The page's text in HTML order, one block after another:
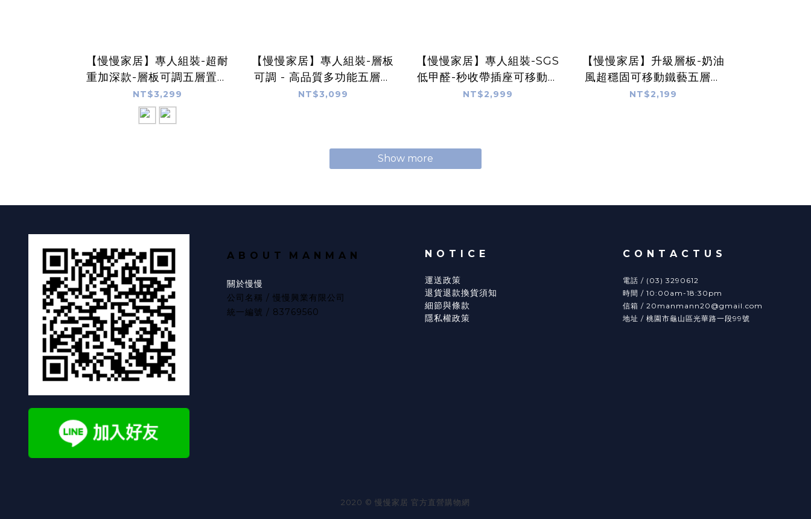
【慢慢家居】專人組裝-超耐
重加深款-層板可調五層置物
架(80x34x162cm)
NT$3,299
【慢慢家居】專人組裝-層板
可調 - 高品質多功能五層落
地置物架 (80x30x182cm)
NT$3,099
【慢慢家居】專人組裝-SGS
低甲醛-秒收帶插座可移動置
物摺疊書桌
NT$2,999
【慢慢家居】升級層板-奶油
風超穩固可移動鐵藝五層書
架(文件推車 兒童書架 移動
NT$2,199
Show more
A B O U T M A N M A N
關於慢慢
公司名稱 / 慢慢興業有限公司
統一編號 / 83769560
N O T I C E
運送政策
退貨退款換貨須知
細節與條款
隱私權政策
C O N T A C T U S
電話 / (03) 3290612
時間 / 10:00am-18:30pm
信箱 / 20manmann20@gmail.com
地址 / 桃園市龜山區光華路一段99號
2020 © 慢慢家居 官方直營購物網